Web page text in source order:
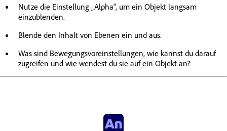
Nutze die Einstellung „Alpha“, um ein Objekt langsam
einzublenden.
Blende den Inhalt von Ebenen ein und aus.
Was sind Bewegungsvoreinstellungen, wie kannst du darauf
zugreifen und wie wendest du sie auf ein Objekt an?